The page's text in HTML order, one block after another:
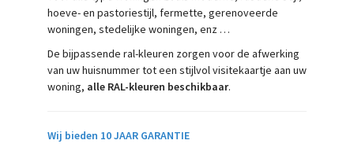
hoeve- en pastoriestijl, fermette, gerenoveerde
woningen, stedelijke woningen, enz …
De bijpassende ral-kleuren zorgen voor de afwerking
van uw huisnummer tot een stijlvol visitekaartje aan uw
woning, alle RAL-kleuren beschikbaar.
Wij bieden 10 JAAR GARANTIE